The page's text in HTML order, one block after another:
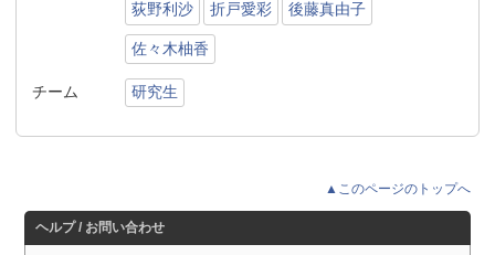
荻野利沙 折戸愛彩 後藤真由子
佐々木柚香
チーム 研究生
▲このページのトップへ
ヘルプ / お問い合わせ